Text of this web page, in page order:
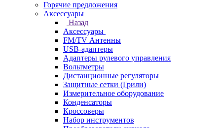
Горячие предложения
Аксессуары
Назад
Аксессуары
FM/TV Антенны
USB-адаптеры
Адаптеры рулевого управления
Вольтметры
Дистанционные регуляторы
Защитные сетки (Грили)
Измерительное оборудование
Конденсаторы
Кроссоверы
Набор инструментов